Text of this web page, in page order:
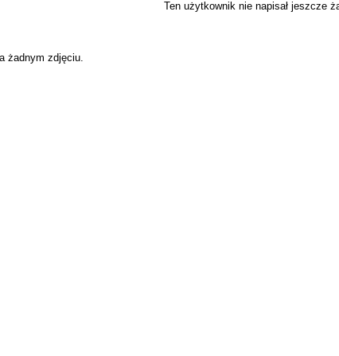
Ten użytkownik nie napisał jeszcze
żadnym zdjęciu.